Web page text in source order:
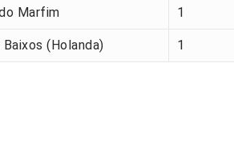
Marfim 1
Baixos (Holanda) 1